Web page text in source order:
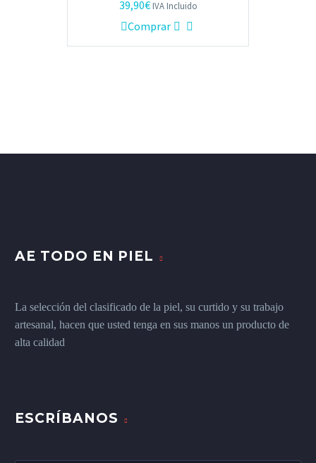
39,90€ IVA Incluido
Comprar
AE TODO EN PIEL
La selección del clasificado de la piel, su curtido y su trabajo
artesanal, hacen que usted tenga en sus manos un producto de
alta calidad
ESCRÍBANOS